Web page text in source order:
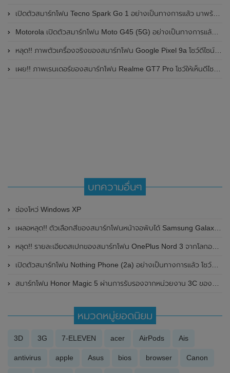
เปิดตัวสมาร์ทโฟน Tecno Spark Go 1 อย่างเป็นทางการแล้ว มาพร้อมหน้าจอแสดงผล LCD / 120Hz , แบตเตอรี่ 5,000mAh และใช้ชิปเซ็ต Unisoc
Motorola เปิดตัวสมาร์ทโฟน Moto G45 (5G) อย่างเป็นทางการแล้วในอินเดีย
หลุด!! ภาพตัวเครื่องจริงของสมาร์ทโฟน Google Pixel 9a โชว์ดีไซน์ใหม่ กล้องหลังแบนราบ ไม่มีกรอบของกล้องแล้ว
เผย!! ภาพเรนเดอร์ของสมาร์ทโฟน Realme GT7 Pro โชว์ให้เห็นดีไซน์ใหม่ พร้อมเผยรายละเอียดสเปกที่สำคัญบางส่วน
บทความอื่นๆ
ช่องโหว่ Windows XP
เผลอหลุด!! ตัวเลือกสีของสมาร์ทโฟนหน้าจอพับได้ Samsung Galaxy Z Flip 4 กับ Samsung Galaxy Z Fold 4 และสมาร์ทวอทช์ Samsung Galaxy Watch 5 จากทางเว็ปไซต์ Samsung Care+ ในอังกฤษ
หลุด!! รายละเอียดสเปกของสมาร์ทโฟน OnePlus Nord 3 จากโลกออนไลน์
เปิดตัวสมาร์ทโฟน Nothing Phone (2a) อย่างเป็นทางการแล้ว โชว์ดีไซน์ไฟ Glyph Interface และมาพร้อมซิปเซ็ต Dimensity 7200 Pro จาก MediaTek
สมาร์ทโฟน Honor Magic 5 ผ่านการรับรองจากหน่วยงาน 3C ของประเทศจีนแล้ว มาพร้อมรองรับการชาร์จไวที่ 66W
หมวดหมู่ยอดนิยม
3D 3G 7-ELEVEN acer AirPods Ais
antivirus apple Asus bios browser Canon